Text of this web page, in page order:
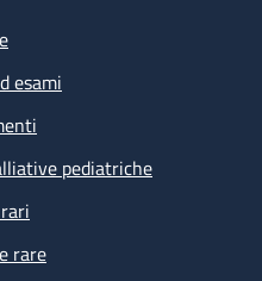
esami
pediatriche
rare